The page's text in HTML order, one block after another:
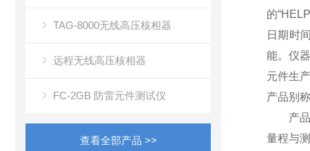
TAG-8000无线高压核相器
远程无线高压核相器
FC-2GB 防雷元件测试仪
查看全部产品 >>
的
日期时
能。仪
元件生
产品别
产品
量程与